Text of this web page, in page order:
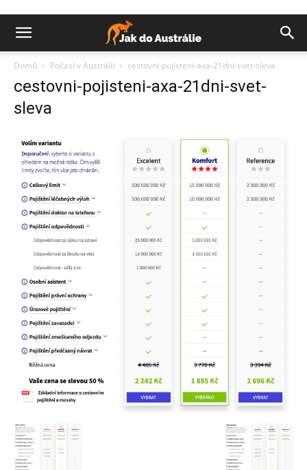
Domů Počasí v Austrálii cestovni-pojisteni-axa-21dni-svet-sleva
cestovni-pojisteni-axa-21dni-svet-
sleva